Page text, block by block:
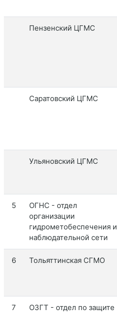
Пензенский ЦГМС
Саратовский ЦГМС
Ульяновский ЦГМС
5
ОГНС - отдел
организации
гидрометобеспечения и
наблюдательной сети
6 Тольяттинская СГМО
7
ОЗГТ - отдел по защите